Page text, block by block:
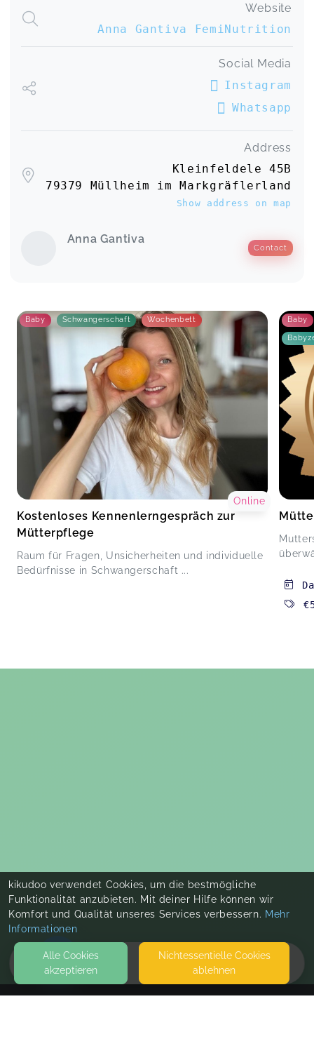
HOME
Website
Anna Gantiva FemiNutrition
Social Media
Instagram
Whatsapp
Address
Kleinfeldele 45B
79379 Müllheim im Markgräflerland
Show address on map
Anna Gantiva
Contact
Baby Schwangerschaft Wochenbett
Kostenloses Kennenlerngespräch zur
Mütterpflege
Raum für Fragen, Unsicherheiten und individuelle
Bedürfnisse in Schwangerschaft ...
Online
Baby
kikudoo verwendet Cookies, um die bestmögliche
Funktionalität anzubieten. Mit deiner Hilfe können wir
Komfort und Qualität unseres Services verbessern. Mehr
Informationen
Alle Cookies
akzeptieren
Nicht­essentielle Cookies
ablehnen